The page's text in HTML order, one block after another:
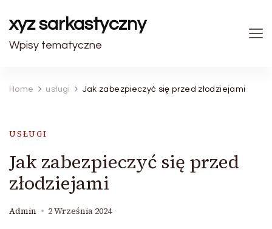
xyz sarkastyczny
Wpisy tematyczne
Home usługi Jak zabezpieczyć się przed złodziejami
USŁUGI
Jak zabezpieczyć się przed
złodziejami
Admin 2 Września 2024